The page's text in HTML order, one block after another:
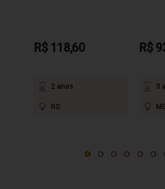
R$ 118,60
2 anos
RS
R$
3